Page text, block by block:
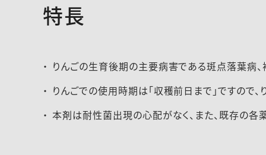
2023-164登録速報（230719）
特長
りんごの生育後期の主要病害である斑点落葉病、
りんごでの使用時期は「収穫前日まで」ですので
本剤は耐性菌出現の心配がなく、また、既存の各